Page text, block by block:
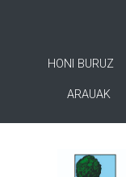
HONI BURUZ
ARAUAK